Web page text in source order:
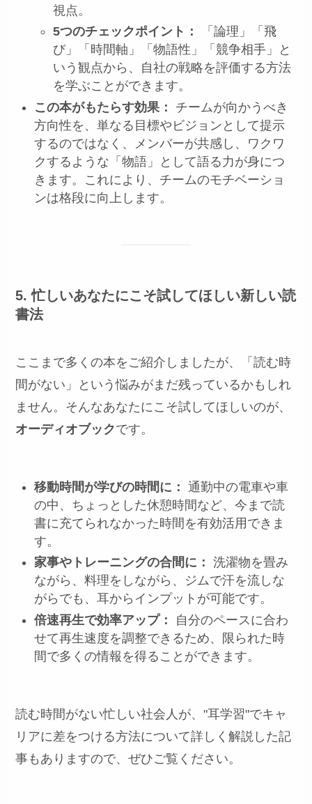
視点。
5つのチェックポイント：
「論理」「飛
び」「時間軸」「物語性」「競争相手」と
いう観点から、自社の戦略を評価する方法
を学ぶことができます。
この本がもたらす効果：
チームが向かうべき
方向性を、単なる目標やビジョンとして提示
するのではなく、メンバーが共感し、ワクワ
クするような「物語」として語る力が身につ
きます。これにより、チームのモチベーショ
ンは格段に向上します。
5. 忙しいあなたにこそ試してほしい新しい読
書法
ここまで多くの本をご紹介しましたが、「読む時
間がない」という悩みがまだ残っているかもしれ
ません。そんなあなたにこそ試してほしいのが、
オーディオブックです。
移動時間が学びの時間に： 通勤中の電車や車
の中、ちょっとした休憩時間など、今まで読
書に充てられなかった時間を有効活用できま
す。
家事やトレーニングの合間に： 洗濯物を畳み
ながら、料理をしながら、ジムで汗を流しな
がらでも、耳からインプットが可能です。
倍速再生で効率アップ：
自分のペースに合わ
せて再生速度を調整できるため、限られた時
間で多くの情報を得ることができます。
読む時間がない忙しい社会人が、"耳学習"でキャ
リアに差をつける方法について詳しく解説した記
事もありますので、ぜひご覧ください。